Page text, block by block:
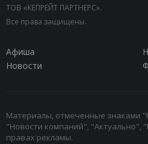
ТОВ «КЕПРЕЙТ ПАРТНЕРС».
Все права защищены.
Афиша
Новости
Материалы, отмеченные знаками
"Новости компаний", "Актуально",
правах рекламы.